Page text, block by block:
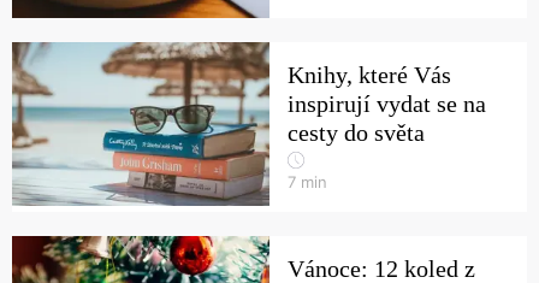
Knihy, které Vás
inspirují vydat se na
cesty do světa
7 min
Vánoce: 12 koled z